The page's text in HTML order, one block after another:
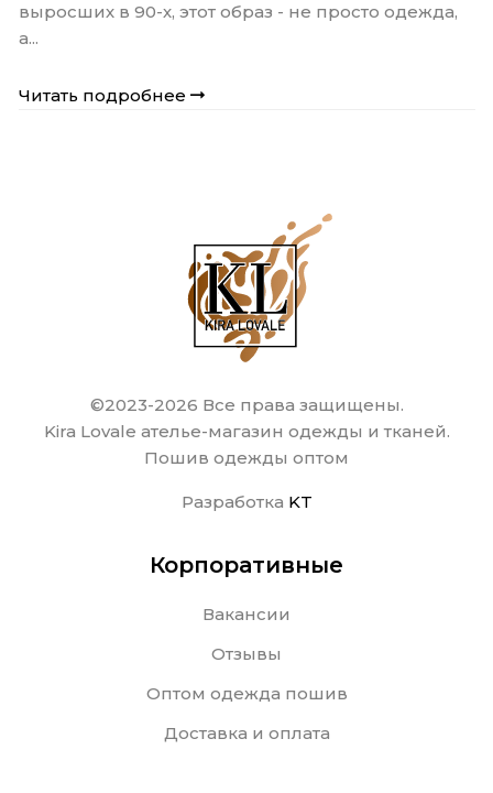
выросших в 90-х, этот образ - не просто одежда,
а...
Читать подробнее
©2023-2026 Все права защищены.
Kira Lovale ателье-магазин одежды и тканей.
Пошив одежды оптом
Разработка KT
Корпоративные
Вакансии
Отзывы
Оптом одежда пошив
Доставка и оплата